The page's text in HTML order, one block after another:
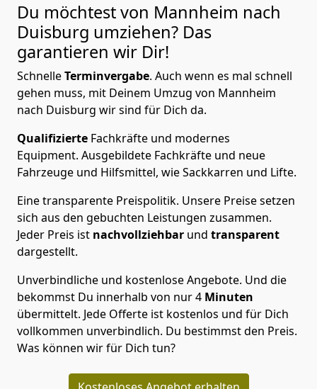
Du möchtest von Mannheim nach
Duisburg umziehen? Das
garantieren wir Dir!
SchnelleTerminvergabe. Auch wenn es mal schnell
gehen muss, mit Deinem Umzug von Mannheim
nach Duisburg wir sind für Dich da.
Qualifizierte Fachkräfte und modernes
Equipment. Ausgebildete Fachkräfte und neue
Fahrzeuge und Hilfsmittel, wie Sackkarren und Lifte.
Eine transparente Preispolitik. Unsere Preise setzen
sich aus den gebuchten Leistungen zusammen.
Jeder Preis ist nachvollziehbar und transparent
dargestellt.
Unverbindliche und kostenlose Angebote. Und die
bekommst Du innerhalb von nur4 Minuten
übermittelt. Jede Offerte ist kostenlos und für Dich
vollkommen unverbindlich. Du bestimmst den Preis.
Was können wir für Dich tun?